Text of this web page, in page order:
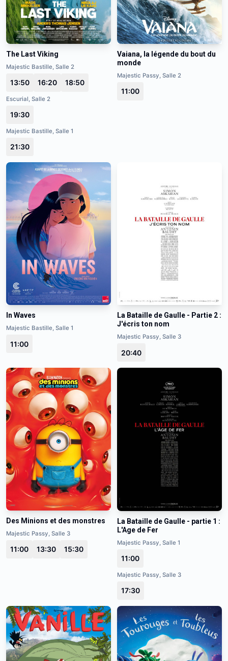
The Last Viking
Majestic Bastille, Salle 2
13:50 16:20 18:50
Escurial, Salle 2
19:30
Majestic Bastille, Salle 1
21:30
Vaiana, la légende du bout du
monde
Majestic Passy, Salle 2
11:00
In Waves
Majestic Bastille, Salle 1
11:00
La Bataille de Gaulle - Partie 2 :
J'écris ton nom
Majestic Passy, Salle 3
20:40
Des Minions et des monstres
Majestic Passy, Salle 3
11:00 13:30 15:30
La Bataille de Gaulle - partie 1 :
L'Age de Fer
Majestic Passy, Salle 1
11:00
Majestic Passy, Salle 3
17:30